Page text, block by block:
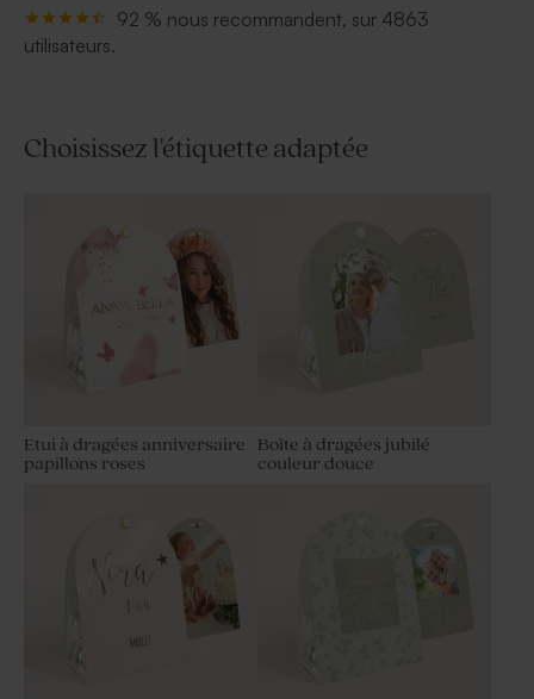
92 % nous recommandent, sur 4863
utilisateurs.
Choisissez l'étiquette adaptée
Etui à dragées anniversaire
papillons roses
Boîte à dragées jubilé
couleur douce